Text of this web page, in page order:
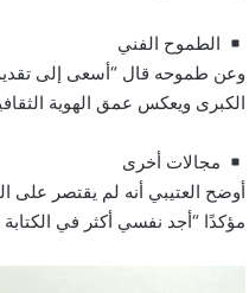
الطموح الفني
وعن طموحه قال “أسعى إلى
الكبرى ويعكس عمق الهوية
مجالات أخرى
أوضح العتيبي أنه لم يقتصر على
مؤكدًا “أجد نفسي أكثر في